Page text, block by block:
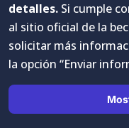
detalles. Si cumple
al sitio oficial de la
solicitar más
la opción “Enviar